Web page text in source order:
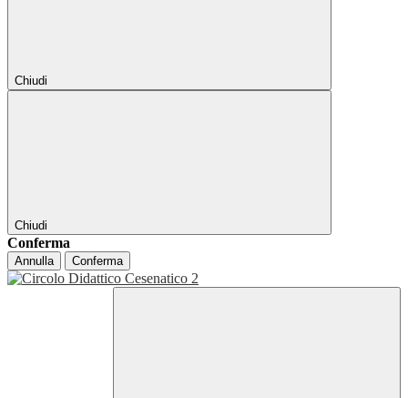
Chiudi
Chiudi
Conferma
Annulla Conferma